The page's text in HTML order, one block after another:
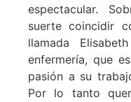
espectacular.
suerte coincidir
llamada
enfermería, que
pasión a su
Por lo tanto